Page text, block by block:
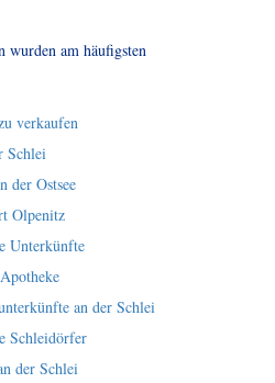
wurden am häufigsten
verkaufen
Schlei
der Ostsee
Olpenitz
Unterkünfte
an der Schlei
Schleidörfer
der Schlei